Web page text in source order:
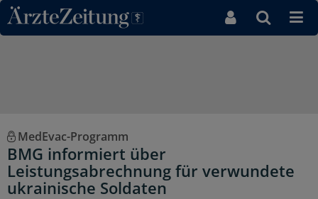
Direkt zum Inhaltsbereich
MedEvac-Programm
BMG informiert über
Leistungsabrechnung für verwundete
ukrainische Soldaten